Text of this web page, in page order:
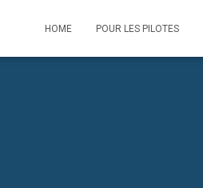
HOME POUR LES PILOTES